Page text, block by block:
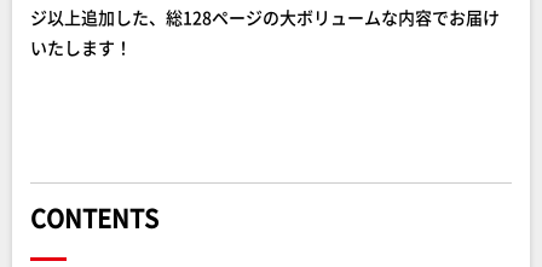
ジ以上追加した、総128ページの大ボリュームな内容でお届け
いたします！
CONTENTS